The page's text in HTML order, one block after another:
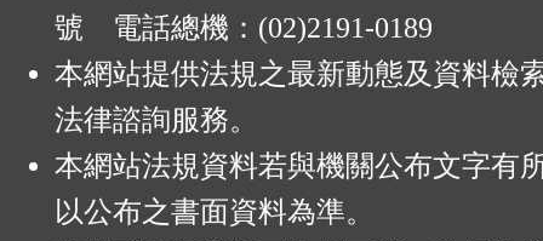
號 電話總機：(02)2191-0189
本網站提供法規之最新動態及資料檢
法律諮詢服務。
本網站法規資料若與機關公布文字有
以公布之書面資料為準。